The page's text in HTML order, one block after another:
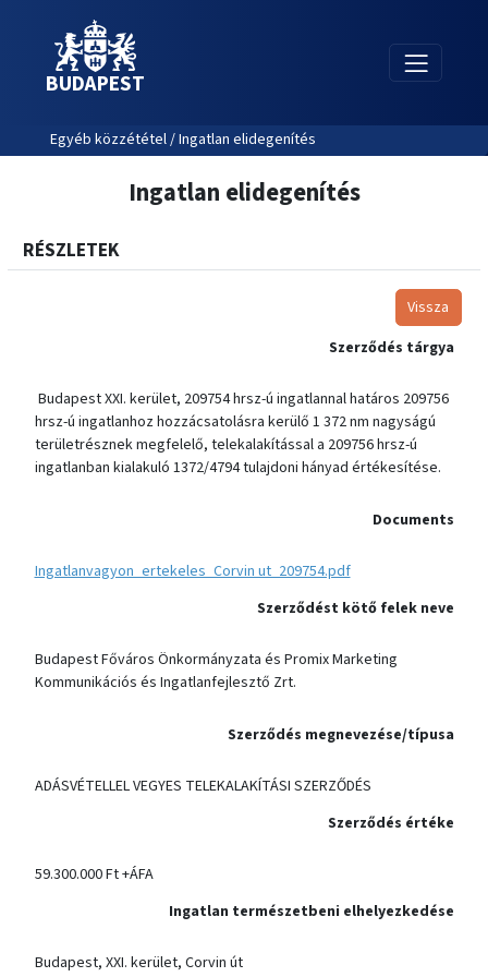
BUDAPEST
Egyéb közzététel / Ingatlan elidegenítés
Ingatlan elidegenítés
RÉSZLETEK
Vissza
Szerződés tárgya
Budapest XXI. kerület, 209754 hrsz-ú ingatlannal határos 209756
hrsz-ú ingatlanhoz hozzácsatolásra kerülő 1 372 nm nagyságú
területrésznek megfelelő, telekalakítással a 209756 hrsz-ú
ingatlanban kialakuló 1372/4794 tulajdoni hányad értékesítése.
Documents
Ingatlanvagyon_ertekeles_Corvin ut_209754.pdf
Szerződést kötő felek neve
Budapest Főváros Önkormányzata és Promix Marketing
Kommunikációs és Ingatlanfejlesztő Zrt.
Szerződés megnevezése/típusa
ADÁSVÉTELLEL VEGYES TELEKALAKÍTÁSI SZERZŐDÉS
Szerződés értéke
59.300.000 Ft +ÁFA
Ingatlan természetbeni elhelyezkedése
Budapest, XXI. kerület, Corvin út